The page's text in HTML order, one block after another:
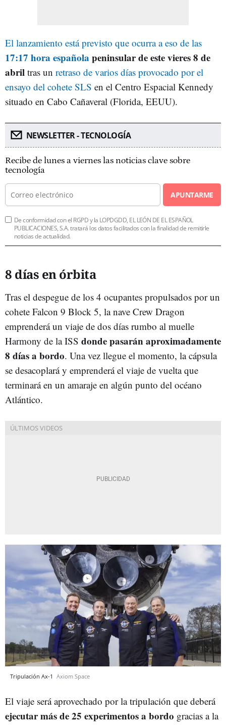
El lanzamiento está previsto que ocurra a eso de las
17:17 hora española peninsular de este vieres 8 de
abril tras un retraso de varios días provocado por el
ensayo del cohete SLS en el Centro Espacial Kennedy
situado en Cabo Cañaveral (Florida, EEUU).
NEWSLETTER - TECNOLOGÍA
Recibe de lunes a viernes las noticias clave sobre
tecnología
APUNTARME
De conformidad con el RGPD y la LOPDGDD, EL LEÓN DE EL ESPAÑOL
PUBLICACIONES, S.A. tratará los datos facilitados con la finalidad de remitirle
noticias de actualidad.
8 días en órbita
Tras el despegue de los 4 ocupantes propulsados por un
cohete Falcon 9 Block 5, la nave Crew Dragon
emprenderá un viaje de dos días rumbo al muelle
Harmony de la ISS donde pasarán aproximadamente
8 días a bordo. Una vez llegue el momento, la cápsula
se desacoplará y emprenderá el viaje de vuelta que
terminará en un amaraje en algún punto del océano
Atlántico.
Tripulación Ax-1 Axiom Space
El viaje será aprovechado por la tripulación que deberá
ejecutar más de 25 experimentos a bordo gracias a la